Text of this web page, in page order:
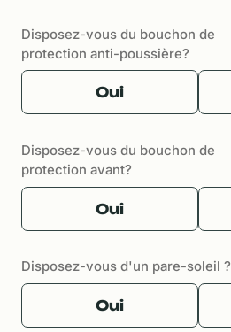
Disposez-vous du bouchon de
protection anti-poussière?
Oui
Disposez-vous du bouchon de
protection avant?
Oui
Disposez-vous d'un pare-soleil ?
Oui